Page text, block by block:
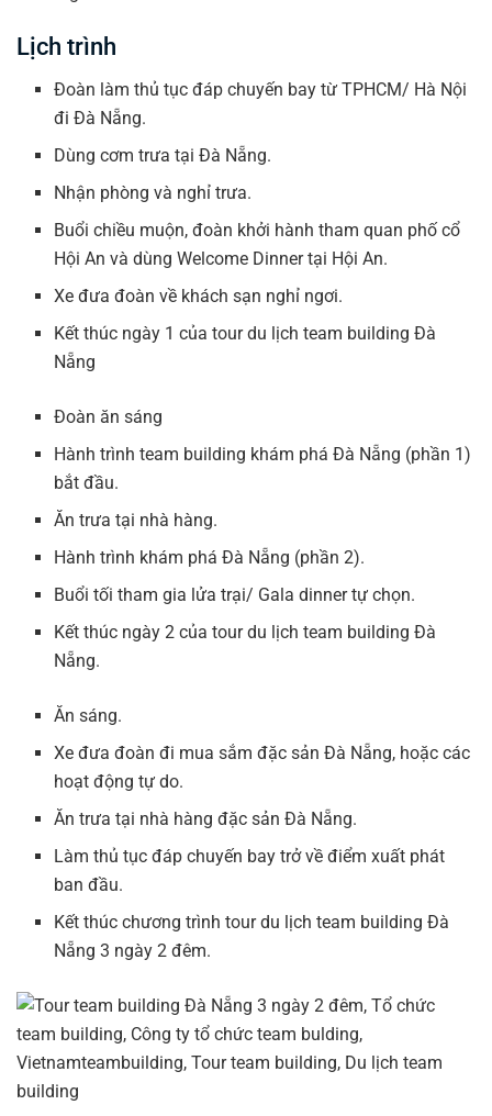
Lịch trình
Đoàn làm thủ tục đáp chuyến bay từ TPHCM/ Hà Nội
đi Đà Nẵng.
Dùng cơm trưa tại Đà Nẵng.
Nhận phòng và nghỉ trưa.
Buổi chiều muộn, đoàn khởi hành tham quan phố cổ
Hội An và dùng Welcome Dinner tại Hội An.
Xe đưa đoàn về khách sạn nghỉ ngơi.
Kết thúc ngày 1 của tour du lịch team building Đà
Nẵng
Đoàn ăn sáng
Hành trình team building khám phá Đà Nẵng (phần 1)
bắt đầu.
Ăn trưa tại nhà hàng.
Hành trình khám phá Đà Nẵng (phần 2).
Buổi tối tham gia lửa trại/ Gala dinner tự chọn.
Kết thúc ngày 2 của tour du lịch team building Đà
Nẵng.
Ăn sáng.
Xe đưa đoàn đi mua sắm đặc sản Đà Nẵng, hoặc các
hoạt động tự do.
Ăn trưa tại nhà hàng đặc sản Đà Nẵng.
Làm thủ tục đáp chuyến bay trở về điểm xuất phát
ban đầu.
Kết thúc chương trình tour du lịch team building Đà
Nẵng 3 ngày 2 đêm.